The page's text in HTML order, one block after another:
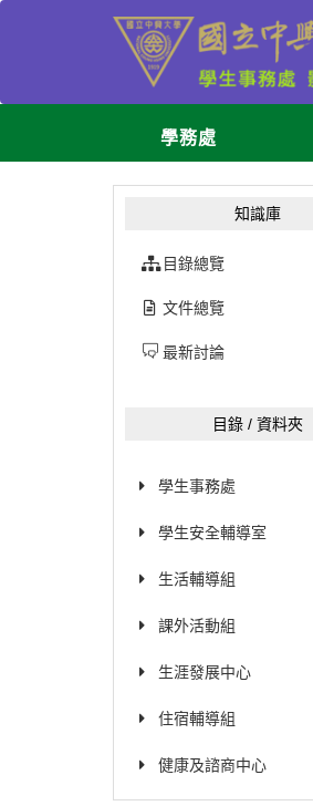
學務處
知識庫
目錄總覽
文件總覽
最新討論
目錄 / 資料夾
學生事務處
學生安全輔導室
生活輔導組
課外活動組
生涯發展中心
住宿輔導組
健康及諮商中心